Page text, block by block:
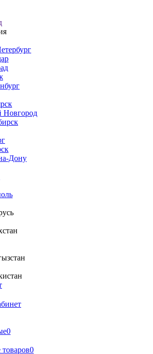
Дону
0
0